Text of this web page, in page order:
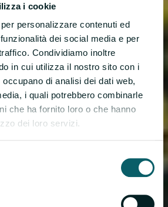
i cookie
personalizzare contenuti ed
dei social media e per
Condividiamo inoltre
in cui utilizza il nostro sito con i
di analisi dei dati web,
i quali potrebbero combinarle
che ha fornito loro o che hanno
dei loro servizi.